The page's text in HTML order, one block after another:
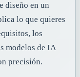
diseño en un
lo que quieres
los
modelos de IA
precisión.